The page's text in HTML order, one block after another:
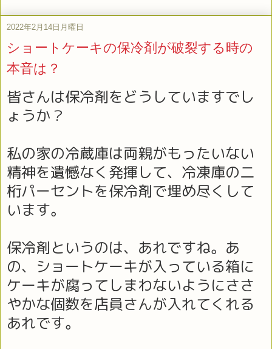
2022年2月14日月曜日
ショートケーキの保冷剤が破裂する時の
本音は？
皆さんは保冷剤をどうしていますでし
ょうか？
私の家の冷蔵庫は両親がもったいない
精神を遺憾なく発揮して、冷凍庫の二
桁パーセントを保冷剤で埋め尽くして
います。
保冷剤というのは、あれですね。あ
の、ショートケーキが入っている箱に
ケーキが腐ってしまわないようにささ
やかな個数を店員さんが入れてくれる
あれです。